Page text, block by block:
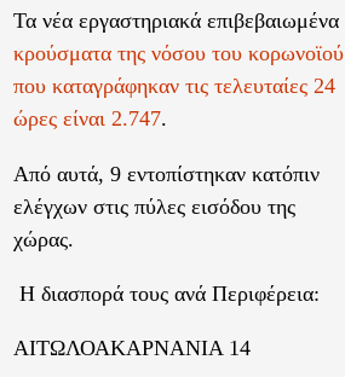
Τα νέα εργαστηριακά επιβεβαιωμένα
κρούσματα της νόσου του κορωνοϊού
που καταγράφηκαν τις τελευταίες 24
ώρες είναι 2.747.
Από αυτά, 9 εντοπίστηκαν κατόπιν
ελέγχων στις πύλες εισόδου της
χώρας.
Η διασπορά τους ανά Περιφέρεια:
ΑΙΤΩΛΟΑΚΑΡΝΑΝΙΑ 14